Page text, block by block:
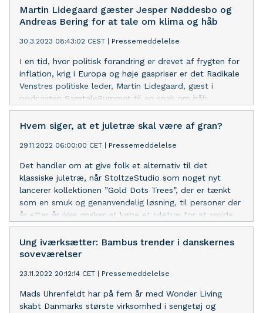
skabte egentlig mest opmærksomhed, forargelse og
omtale blandt danskerne i 2022?
Martin Lidegaard gæster Jesper Nøddesbo og
Andreas Bering for at tale om klima og håb
30.3.2023 08:43:02 CEST Pressemeddelelse
I en tid, hvor politisk forandring er drevet af frygten for
inflation, krig i Europa og høje gaspriser er det Radikale
Venstres politiske leder, Martin Lidegaard, gæst i
podcasten SamtaleRummet til en snak om håb.
Hvem siger, at et juletræ skal være af gran?
29.11.2022 06:00:00 CET Pressemeddelelse
Det handler om at give folk et alternativ til det
klassiske juletræ, når StoltzeStudio som noget nyt
lancerer kollektionen ”Gold Dots Trees”, der er tænkt
som en smuk og genanvendelig løsning, til personer der
år efter år ikke ønsker at købe et juletræ for at smide
det ud kun ganske kort tid efter.
Ung iværksætter: Bambus trender i danskernes
soveværelser
23.11.2022 20:12:14 CET Pressemeddelelse
Mads Uhrenfeldt har på fem år med Wonder Living
skabt Danmarks største virksomhed i sengetøj og